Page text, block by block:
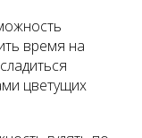
время на
цветущих